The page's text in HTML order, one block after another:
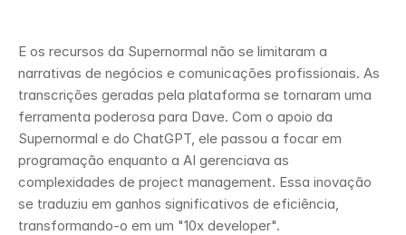
E os recursos da Supernormal não se limitaram a
narrativas de negócios e comunicações profissionais. As
transcrições geradas pela plataforma se tornaram uma
ferramenta poderosa para Dave. Com o apoio da
Supernormal e do ChatGPT, ele passou a focar em
programação enquanto a AI gerenciava as
complexidades de project management. Essa inovação
se traduziu em ganhos significativos de eficiência,
transformando-o em um "10x developer".